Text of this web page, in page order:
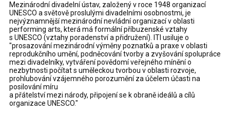
Mezinárodní divadelní ústav, založený v roce 1948 organizací
UNESCO a světově proslulými divadelními osobnostmi, je
nejvýznamnější mezinárodní nevládní organizací v oblasti
performing arts, která má formální příbuzenské vztahy
s UNESCO (vztahy poradenství a přidružení). ITI usiluje o
"prosazování mezinárodní výměny poznatků a praxe v oblasti
reprodukčního umění, podněcování tvorby a zvyšování spolupráce
mezi divadelníky, vytváření povědomí veřejného mínění o
nezbytnosti počítat s uměleckou tvorbou v oblasti rozvoje,
prohlubování vzájemného porozumění za účelem účasti na
posilování míru
a přátelství mezi národy, připojení se k obraně ideálů a cílů
organizace UNESCO."